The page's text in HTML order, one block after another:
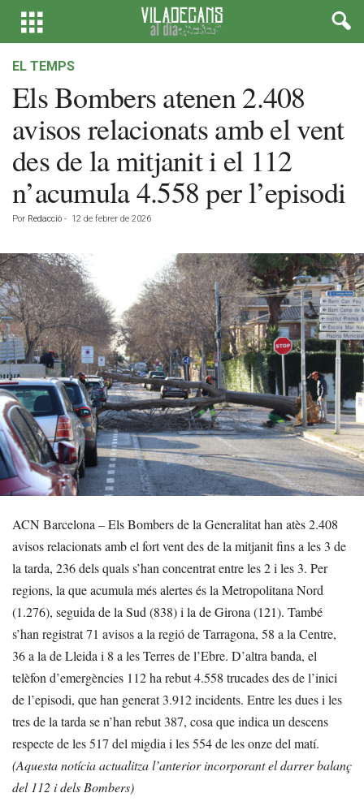
EL TEMPS
Els Bombers atenen 2.408
avisos relacionats amb el vent
des de la mitjanit i el 112
n’acumula 4.558 per l’episodi
Por Redacció - 12 de febrer de 2026
ACN Barcelona – Els Bombers de la Generalitat han atès 2.408
avisos relacionats amb el fort vent des de la mitjanit fins a les 3 de
la tarda, 236 dels quals s’han concentrat entre les 2 i les 3. Per
regions, la que acumula més alertes és la Metropolitana Nord
(1.276), seguida de la Sud (838) i la de Girona (121). També
s’han registrat 71 avisos a la regió de Tarragona, 58 a la Centre,
36 a la de Lleida i 8 a les Terres de l’Ebre. D’altra banda, el
telèfon d’emergències 112 ha rebut 4.558 trucades des de l’inici
de l’episodi, que han generat 3.912 incidents. Entre les dues i les
tres de la tarda se n’han rebut 387, cosa que indica un descens
respecte de les 517 del migdia i les 554 de les onze del matí.
(Aquesta notícia actualitza l’anterior incorporant el darrer balanç
del 112 i dels Bombers)